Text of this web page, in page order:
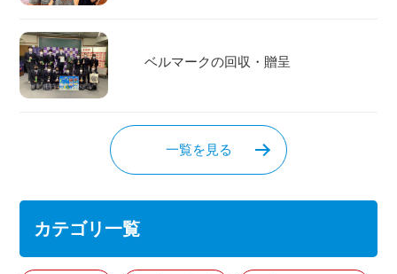
ベルマークの回収・贈呈
一覧を見る
カテゴリ一覧